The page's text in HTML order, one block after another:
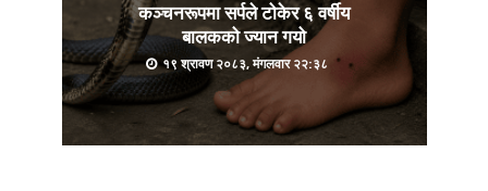
कञ्चनरूपमा सर्पले टोकेर ६ वर्षीय
बालकको ज्यान गयो
१९ श्रावण २०८३, मंगलवार २२:३८